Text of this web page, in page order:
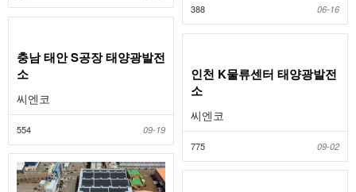
388 06-16
충남 태안 S공장 태양광발전
소
씨엔코
554 09-19
인천 K물류센터 태양광발전
소
씨엔코
775 09-02